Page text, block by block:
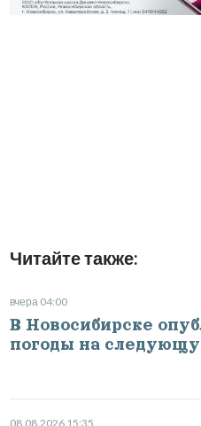
Читайте также:
вчера 04:00
В Новосибирске
погоды на
08.08.2026 15:35